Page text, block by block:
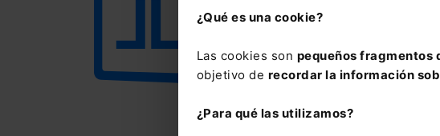
¿Qué es una cookie?
Las cookies son pequeños fragmentos
objetivo de recordar la información
¿Para qué las utilizamos?